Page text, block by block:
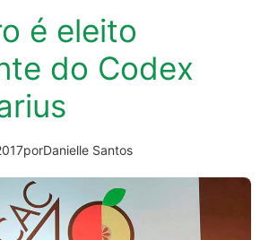
é eleito
do Codex
porDanielle Santos